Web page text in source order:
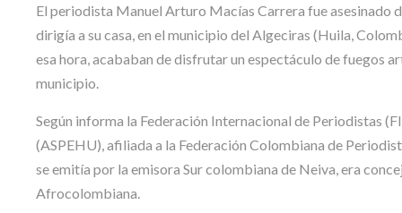
El periodista Manuel Arturo Macías Carrera fue asesinado
dirigía a su casa, en el municipio del Algeciras (Huila,
esa hora, acababan de disfrutar un espectáculo de fuegos
municipio.
Según informa la Federación Internacional de Periodistas
(ASPEHU), afiliada a la Federación Colombiana de
se emitía por la emisora Sur colombiana de Neiva, era
Afrocolombiana.